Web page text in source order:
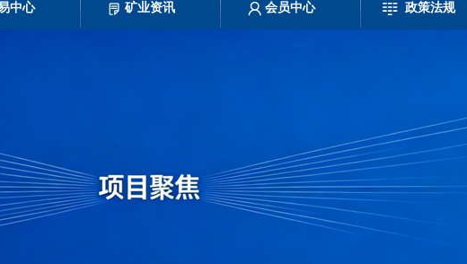
中心 矿业资讯 会员中心 政策法规